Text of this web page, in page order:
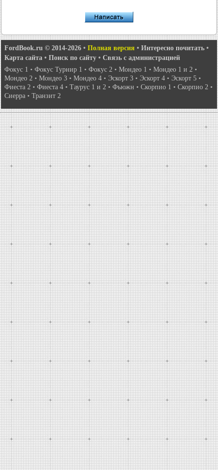
FordBook.ru © 2014-2026 • Полная версия • Интересно почитать •
Карта сайта • Поиск по сайту • Связь с администрацией
Фокус 1 • Фокус Турнир 1 • Фокус 2 • Мондео 1 • Мондео 1 и 2 •
Мондео 2 • Мондео 3 • Мондео 4 • Эскорт 3 • Эскорт 4 • Эскорт 5 •
Фиеста 2 • Фиеста 4 • Таурус 1 и 2 • Фьюжн • Скорпио 1 • Скорпио 2 •
Сиерра • Транзит 2